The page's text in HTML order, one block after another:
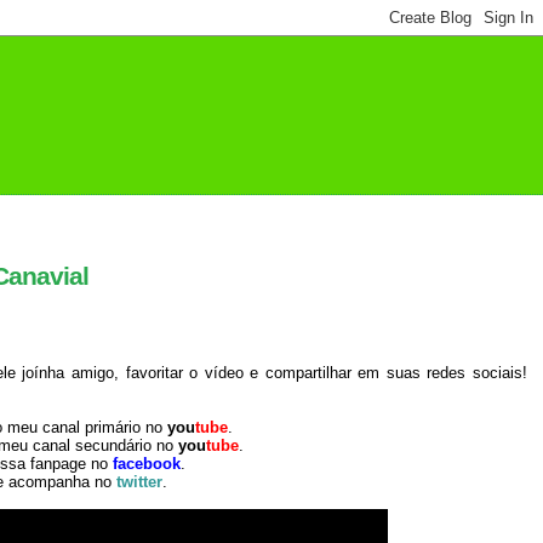
joínha amigo, favoritar o vídeo e compartilhar em suas redes sociais!
meu canal primário noyoutube.
canal secundário no youtube.
fanpage no facebook.
acompanha no twitter.